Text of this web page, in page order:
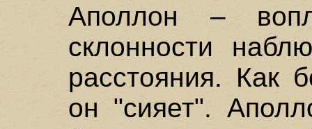
Аполлон –
склонности
расстояния. Как
он "сияет".